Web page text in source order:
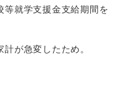
等就学支援金支給期間を
が急変したため。